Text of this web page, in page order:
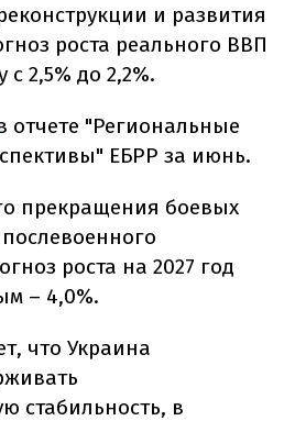
и развития
роста реального ВВП
2,5% до 2,2%.
отчете "Региональные
ЕБРР за июнь.
прекращения боевых
роста на 2027 год
– 4,0%.
что Украина
стабильность, в